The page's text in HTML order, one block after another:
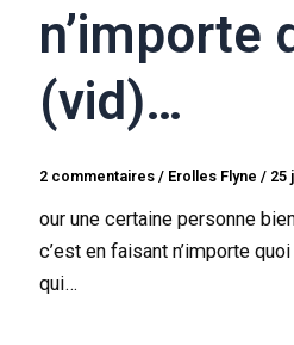
n’importe
(vid)…
2 commentaires / Erolles Flyne/ 25
our une certaine personne
c’est en faisant n’importe
qui…